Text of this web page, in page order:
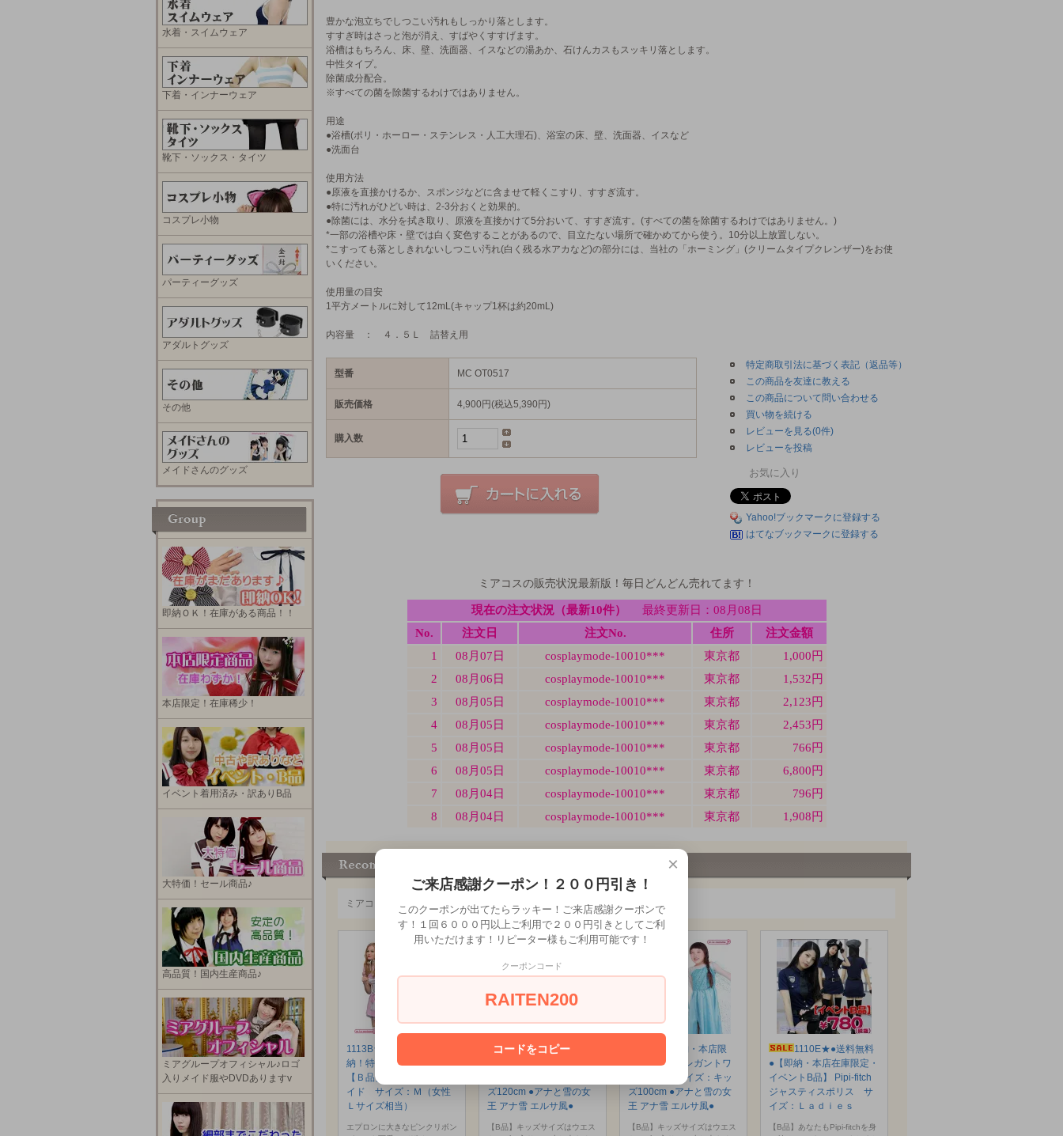
豊かな泡立ちでしつこい汚れもしっかり落とします。
すすぎ時はさっと泡が消え、すばやくすすげます。
浴槽はもちろん、床、壁、洗面器、イスなどの湯あか、石けんカスもスッキリ落とします。
中性タイプ。
除菌成分配合。
※すべての菌を除菌するわけではありません。
用途
●浴槽(ポリ・ホーロー・ステンレス・人工大理石)、浴室の床、壁、洗面器、イスなど
●洗面台
使用方法
●原液を直接かけるか、スポンジなどに含ませて軽くこすり、すすぎ流す。
●特に汚れがひどい時は、2-3分おくと効果的。
●除菌には、水分を拭き取り、原液を直接かけて5分おいて、すすぎ流す。(すべての菌を除菌するわけではありません。)
*一部の浴槽や床・壁では白く変色することがあるので、目立たない場所で確かめてから使う。10分以上放置しない。
*こすっても落としきれないしつこい汚れ(白く残る水アカなど)の部分には、当社の「ホーミング」(クリームタイプクレンザー)をお使
いください。
使用量の目安
1平方メートルに対して12mL(キャップ1杯は約20mL)
内容量 ： ４．５Ｌ 詰替え用
型番 MC OT0517
販売価格 4,900円(税込5,390円)
購入数
特定商取引法に基づく表記（返品等）
この商品を友達に教える
この商品について問い合わせる
買い物を続ける
レビューを見る(0件)
レビューを投稿
お気に入り
Yahoo!ブックマークに登録する
はてなブックマークに登録する
ミアコスの販売状況最新版！毎日どんどん売れてます！
ミアコス本店の「超絶おすすめ商品！！です！」価格と品質に絶対の自信！
1113B★●送料無料●＜即
納！特価！在庫限り！＞
【Ｂ品】 NYW ピンクメ
イド サイズ：Ｍ（女性
Ｌサイズ相当）
エプロンに大きなピンクリボン
1112B■【即納・本店限
ズ120cm ●アナと雪の女
王 アナ雪 エルサ風●
【B品】キッズサイズはウエス
1112B■【即納・本店限
定・B品】 エレガントワ
ンピース サイズ：キッ
ズ100cm ●アナと雪の女
王 アナ雪 エルサ風●
【B品】キッズサイズはウエス
1110E★●送料無料
●【即納・本店在庫限定・
イベントB品】 Pipi-fitch
ジャスティスポリス サ
イズ：Ｌａｄｉｅｓ
【B品】あなたもPipi-fitchを身
水着・スイムウェア
下着・インナーウェア
靴下・ソックス・タイツ
コスプレ小物
パーティーグッズ
アダルトグッズ
その他
メイドさんのグッズ
即納ＯＫ！在庫がある商品！！
本店限定！在庫稀少！
イベント着用済み・訳ありB品
大特価！セール商品♪
高品質！国内生産商品♪
ミアグループオフィシャル♪ロゴ
入りメイド服やDVDありますv
×
ご来店感謝クーポン！２００円引き！
このクーポンが出てたらラッキー！ご来店感謝クーポンで
す！１回６０００円以上ご利用で２００円引きとしてご利
用いただけます！リピーター様もご利用可能です！
クーポンコード
RAITEN200
コードをコピー